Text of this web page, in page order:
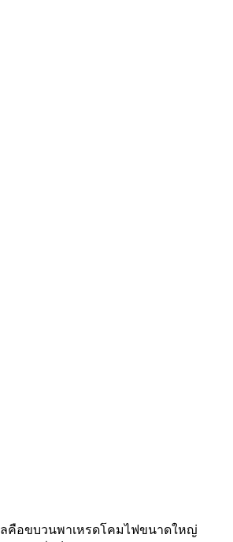
ลคือขบวนพาเหรดโคมไฟขนาดใหญ่